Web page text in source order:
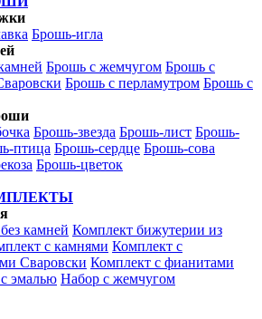
Брошь-игла
Брошь с жемчугом Брошь с
Брошь с перламутром Брошь с
Брошь-звезда Брошь-лист Брошь-
птица Брошь-сердце Брошь-сова
Брошь-цветок
камней Комплект бижутерии из
с камнями Комплект с
Сваровски Комплект с фианитами
эмалью Набор с жемчугом